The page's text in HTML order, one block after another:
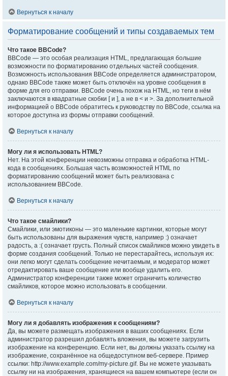
Вернуться к началу
Форматирование сообщений и типы создаваемых тем
Что такое BBCode?
BBCode — это особая реализация HTML, предлагающая большие
возможности по форматированию отдельных частей сообщения.
Возможность использования BBCode определяется администратором,
однако BBCode также может быть отключён на уровне сообщения в
форме для его отправки. BBCode очень похож на HTML, но теги в нём
заключаются в квадратные скобки [ и ], а не в < и >. За дополнительной
информацией о BBCode обратитесь к руководству по BBCode, ссылка на
которое доступна из формы отправки сообщений.
Вернуться к началу
Могу ли я использовать HTML?
Нет. На этой конференции невозможны отправка и обработка HTML-
кода в сообщениях. Большая часть возможностей HTML по
форматированию сообщений может быть реализована с
использованием BBCode.
Вернуться к началу
Что такое смайлики?
Смайлики, или эмотиконы — это маленькие картинки, которые могут
быть использованы для выражения чувств, например :) означает
радость, а :( означает грусть. Полный список смайликов можно увидеть в
форме создания сообщений. Только не перестарайтесь, используя их:
они легко могут сделать сообщение нечитаемым, и модератор может
отредактировать ваше сообщение или вообще удалить его.
Администратор конференции также может ограничить количество
смайликов, которое можно использовать в сообщении.
Вернуться к началу
Могу ли я добавлять изображения к сообщениям?
Да, вы можете размещать изображения в ваших сообщениях. Если
администратор разрешил добавлять вложения, вы можете загрузить
изображение на конференцию. Если нет, вы должны указать ссылку на
изображение, сохранённое на общедоступном веб-сервере. Пример
ссылки: http://www.example.com/my-picture.gif. Вы не можете указывать
ссылку ни на изображения, хранящиеся на вашем компьютере (если он